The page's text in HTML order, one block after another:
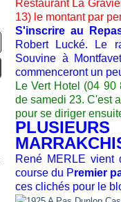
Restaurant La
13) le montant par
S'inscrire au
Robert Lucké. Le
Souvine à
commenceront un
Le Vert Hotel (04
de samedi 23. C'est
pour se diriger
René MERLE vient
course du Premier
ces clichés pour le